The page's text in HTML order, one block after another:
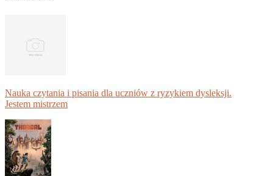
Nauka czytania i pisania dla uczniów z ryzykiem dysleksji.
Jestem mistrzem